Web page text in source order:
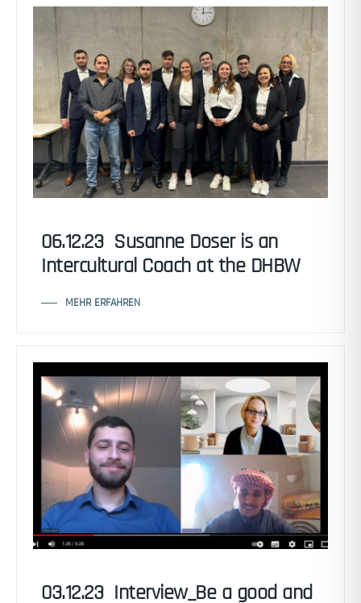
06.12.23 Susanne Doser is an
Intercultural Coach at the DHBW
MEHR ERFAHREN
03.12.23 Interview_Be a good and